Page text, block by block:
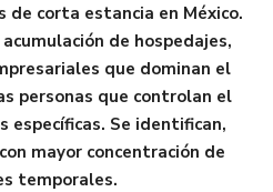
de corta estancia en México.
de hospedajes,
que dominan el
personas que controlan el
específicas. Se identifican,
mayor concentración de
temporales.